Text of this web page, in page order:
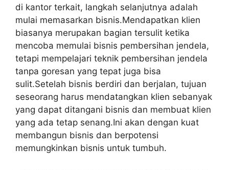
di kantor terkait, langkah selanjutnya adalah
mulai memasarkan bisnis.Mendapatkan klien
biasanya merupakan bagian tersulit ketika
mencoba memulai bisnis pembersihan jendela,
tetapi mempelajari teknik pembersihan jendela
tanpa goresan yang tepat juga bisa
sulit.Setelah bisnis berdiri dan berjalan, tujuan
seseorang harus mendatangkan klien sebanyak
yang dapat ditangani bisnis dan membuat klien
yang ada tetap senang.Ini akan dengan kuat
membangun bisnis dan berpotensi
memungkinkan bisnis untuk tumbuh.